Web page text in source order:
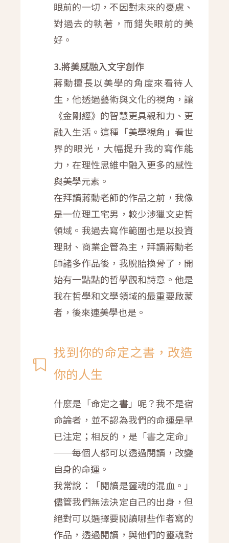
眼前的一切，不因對未來的憂慮、
對過去的執著，而錯失眼前的美
好。
3.將美感融入文字創作
蔣勳擅長以美學的角度來看待人
生，他透過藝術與文化的視角，讓
《金剛經》的智慧更具親和力、更
融入生活。這種「美學視角」看世
界的眼光，大幅提升我的寫作能
力，在理性思維中融入更多的感性
與美學元素。
在拜讀蔣勳老師的作品之前，我像
是一位理工宅男，較少涉獵文史哲
領域。我過去寫作範圍也是以投資
理財、商業企管為主，拜讀蔣勳老
師諸多作品後，我脫胎換骨了，開
始有一點點的哲學觀和詩意。他是
我在哲學和文學領域的最重要啟蒙
者，後來連美學也是。
找到你的命定之書，改造
你的人生
什麼是「命定之書」呢？我不是宿
命論者，並不認為我們的命運是早
已注定；相反的，是「書之定命」
──每個人都可以透過閱讀，改變
自身的命運。
我常說：「閱讀是靈魂的混血。」
儘管我們無法決定自己的出身，但
絕對可以選擇要閱讀哪些作者寫的
作品，透過閱讀，與他們的靈魂對